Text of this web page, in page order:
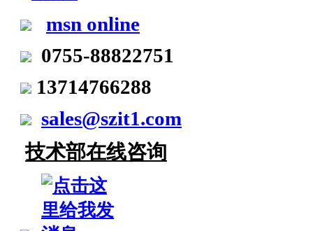
msn online
0755-88822751
13714766288
sales@szit1.com
技术部在线咨询